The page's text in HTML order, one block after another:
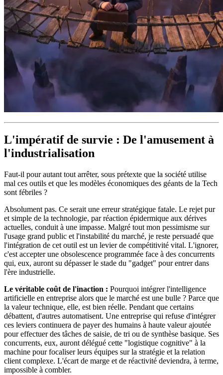
L'impératif de survie : De l'amusement à
l'industrialisation
Faut-il pour autant tout arrêter, sous prétexte que la société utilise
mal ces outils et que les modèles économiques des géants de la Tech
sont fébriles ?
Absolument pas. Ce serait une erreur stratégique fatale. Le rejet pur
et simple de la technologie, par réaction épidermique aux dérives
actuelles, conduit à une impasse. Malgré tout mon pessimisme sur
l'usage grand public et l'instabilité du marché, je reste persuadé que
l'intégration de cet outil est un levier de compétitivité vital. L'ignorer,
c'est accepter une obsolescence programmée face à des concurrents
qui, eux, auront su dépasser le stade du "gadget" pour entrer dans
l'ère industrielle.
Le véritable coût de l'inaction : Pourquoi intégrer l'intelligence
artificielle en entreprise alors que le marché est une bulle ? Parce que
la valeur technique, elle, est bien réelle. Pendant que certains
débattent, d'autres automatisent. Une entreprise qui refuse d'intégrer
ces leviers continuera de payer des humains à haute valeur ajoutée
pour effectuer des tâches de saisie, de tri ou de synthèse basique. Ses
concurrents, eux, auront délégué cette "logistique cognitive" à la
machine pour focaliser leurs équipes sur la stratégie et la relation
client complexe. L'écart de marge et de réactivité deviendra, à terme,
impossible à combler.